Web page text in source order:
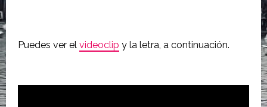
Puedes ver el videoclip y la letra, a continuación.